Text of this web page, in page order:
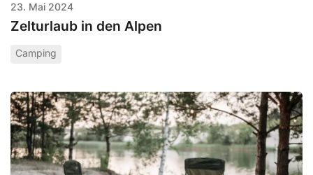
23. Mai 2024
Zelturlaub in den Alpen
Camping